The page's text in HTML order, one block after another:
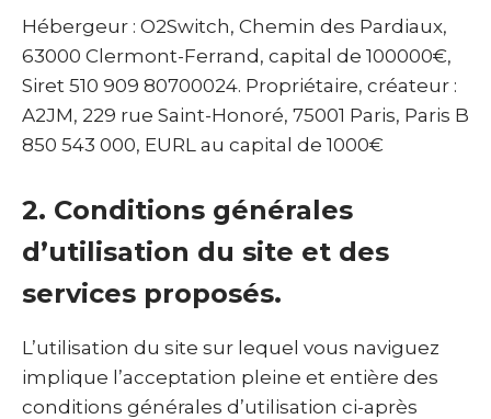
Hébergeur : O2Switch, Chemin des Pardiaux,
63000 Clermont-Ferrand, capital de 100000€,
Siret 510 909 80700024. Propriétaire, créateur :
A2JM, 229 rue Saint-Honoré, 75001 Paris, Paris B
850 543 000, EURL au capital de 1000€
2. Conditions générales
d’utilisation du site et des
services proposés.
L’utilisation du site sur lequel vous naviguez
implique l’acceptation pleine et entière des
conditions générales d’utilisation ci-après